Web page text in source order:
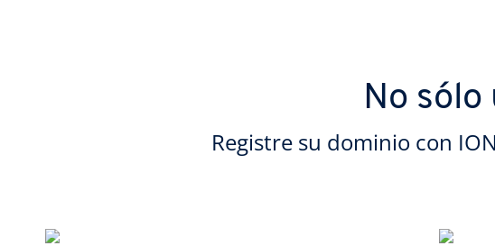
No
Registre su dominio con